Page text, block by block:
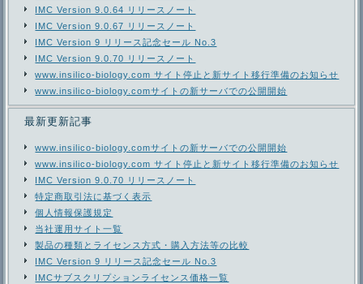
IMC Version 9.0.64 リリースノート
IMC Version 9.0.67 リリースノート
IMC Version 9 リリース記念セール No.3
IMC Version 9.0.70 リリースノート
www.insilico-biology.com サイト停止と新サイト移行準備のお知らせ
www.insilico-biology.comサイトの新サーバでの公開開始
最新更新記事
www.insilico-biology.comサイトの新サーバでの公開開始
www.insilico-biology.com サイト停止と新サイト移行準備のお知らせ
IMC Version 9.0.70 リリースノート
特定商取引法に基づく表示
個人情報保護規定
当社運用サイト一覧
製品の種類とライセンス方式・購入方法等の比較
IMC Version 9 リリース記念セール No.3
IMCサブスクリプションライセンス価格一覧